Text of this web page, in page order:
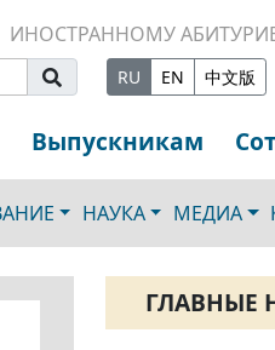
ИНОСТРАННОМУ
RU EN 中文版
Выпускникам
НАУКА МЕДИА
ГЛАВНЫЕ